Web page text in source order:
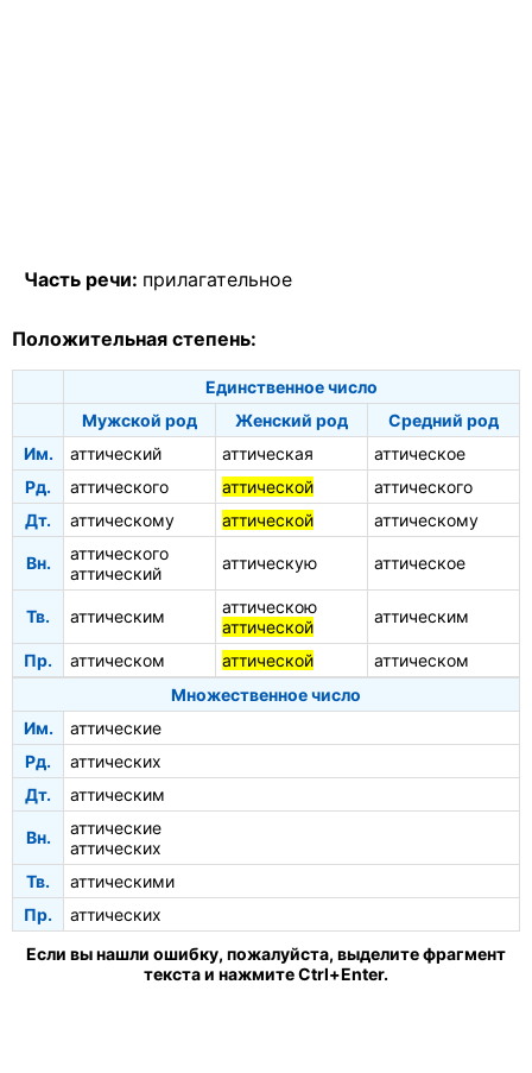
Часть речи: прилагательное
Положительная степень:
Единственное число
Мужской род
Женский род
Средний род
Им.
аттический аттическая
аттическое
Рд.
аттического аттической
аттического
Дт.
аттическому аттической аттическому
Вн.
аттического
аттический
аттическую аттическое
Тв. аттическим
аттическою
аттической
аттическим
Пр. аттическом аттической
аттическом
Множественное число
Им.
аттические
Рд.
аттических
Дт.
аттическим
Вн.
аттические
аттических
Тв.
аттическими
Пр.
аттических
Если вы нашли ошибку, пожалуйста, выделите фрагмент
текста и нажмите Ctrl+Enter.